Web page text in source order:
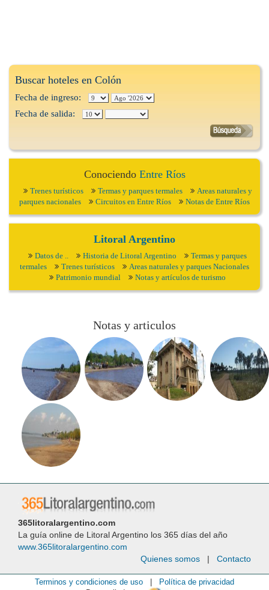
Buscar hoteles en Colón
Fecha de ingreso:
Fecha de salida:
Conociendo Entre Ríos
Trenes turísticos Termas y parques termales
Areas naturales y
parques nacionales
Circuitos en Entre Ríos Notas de Entre Ríos
Litoral Argentino
Datos de .. Historia de Litoral Argentino
Termas y parques
termales
Trenes turísticos
Areas naturales y parques Nacionales
Patrimonio mundial
Notas y artículos de turismo
Notas y articulos
365litoralargentino.com
La guía online de Litoral Argentino los 365 días del año
www.365litoralargentino.com
Quienes somos | Contacto
Terminos y condiciones de uso
Política de privacidad